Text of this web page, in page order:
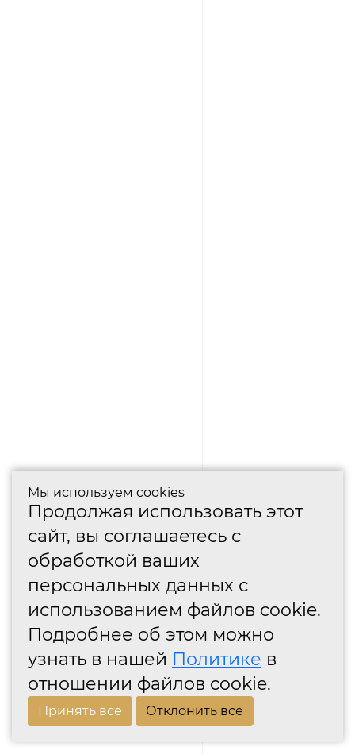
Мы используем cookies
Продолжая использовать этот
сайт, вы соглашаетесь с
обработкой ваших
персональных данных с
использованием файлов cookie.
Подробнее об этом можно
узнать в нашей Политике в
отношении файлов cookie.
Принять все Отклонить все